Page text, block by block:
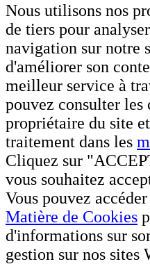
Nous utilisons nos
de tiers pour
navigation sur notre
d'améliorer son
meilleur service à
pouvez consulter les
propriétaire du site
traitement dans les
Cliquez sur
vous souhaitez
Vous pouvez
Matière de Cookies
d'informations sur
gestion sur nos sites